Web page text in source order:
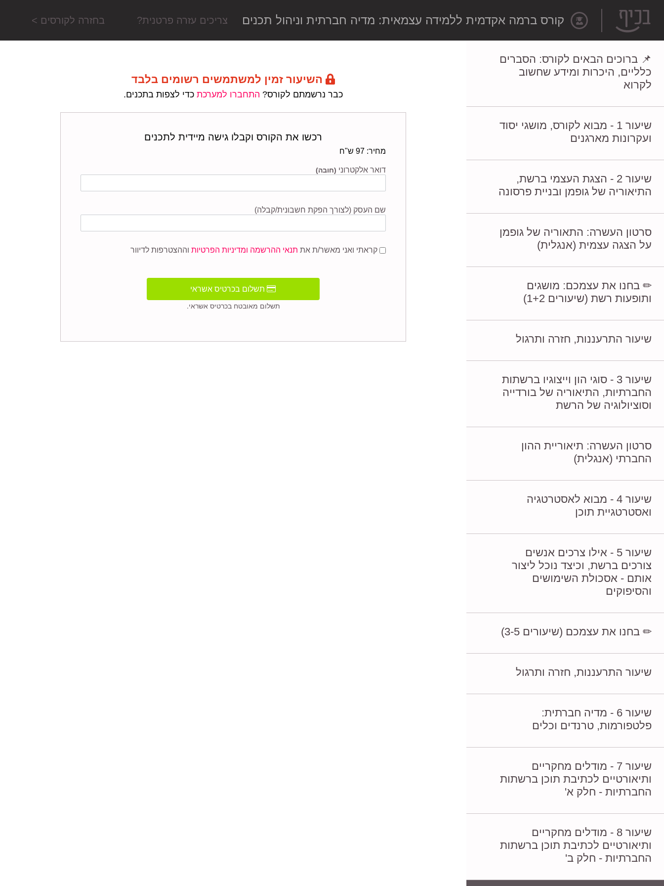
קורס ברמה אקדמית ללמידה עצמאית: מדיה חברתית וניהול תכנים צריכים עזרה פרטנית? בחזרה לקורסים >
השיעור זמין למשתמשים רשומים בלבד
כבר נרשמתם לקורס? התחברו למערכת כדי לצפות בתכנים.
רכשו את הקורס וקבלו גישה מיידית לתכנים
מחיר: 97 ש"ח
דואר אלקטרוני (חובה)
שם העסק (לצורך הפקת חשבונית/קבלה)
קראתי ואני מאשר/ת את תנאי ההרשמה ומדיניות הפרטיות וההצטרפות לדיוור
תשלום בכרטיס אשראי
תשלום מאובטח בכרטיס אשראי.
בתכני
הקורס
📌 ברוכים הבאים לקורס: הסברים
כלליים, היכרות ומידע שחשוב
לקרוא
שיעור 1 - מבוא לקורס, מושגי יסוד
ועקרונות מארגנים
שיעור 2 - הצגת העצמי ברשת,
התיאוריה של גופמן ובניית פרסונה
סרטון העשרה: התאוריה של גופמן
על הצגה עצמית (אנגלית)
✏ בחנו את עצמכם: מושגים
ותופעות רשת (שיעורים 1+2)
שיעור התרעננות, חזרה ותרגול
שיעור 3 - סוגי הון וייצוגיו ברשתות
החברתיות, התיאוריה של בורדייה
וסוציולוגיה של הרשת
סרטון העשרה: תיאוריית ההון
החברתי (אנגלית)
שיעור 4 - מבוא לאסטרטגיה
ואסטרטגיית תוכן
שיעור 5 - אילו צרכים אנשים
צורכים ברשת, וכיצד נוכל ליצור
אותם - אסכולת השימושים
והסיפוקים
✏ בחנו את עצמכם (שיעורים 3-5)
שיעור התרעננות, חזרה ותרגול
שיעור 6 - מדיה חברתית:
פלטפורמות, טרנדים וכלים
שיעור 7 - מודלים מחקריים
ותיאורטיים לכתיבת תוכן ברשתות
החברתיות - חלק א'
שיעור 8 - מודלים מחקריים
ותיאורטיים לכתיבת תוכן ברשתות
החברתיות - חלק ב'